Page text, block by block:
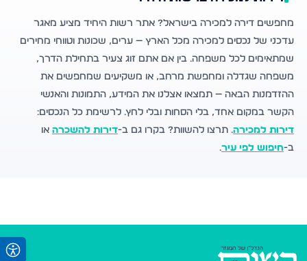
מחפשים דירה למכירה בישראל? אתר רשות היחיד מציע מאגר
עדכני של נכסים למכירה מכל הארץ — ערים, שכונות וטווחי מחירים
שמתאימים לכל משפחה. בין אם אתם זוג צעיר בתחילת הדרך,
משפחה שגדלה ומחפשת מרחב, או משקיעים שמחפשים את
ההזדמנות הבאה — תמצאו אצלנו את המידע, התמונות והאנשי
הקשר במקום אחד, בלי הסחות ובלי לחץ. לרשימת כל הנכסים:
דירות למכירה. תרצו להשוות? בקרו גם ב-דירות להשכרה או
ב-חיפוש לפי עיר.